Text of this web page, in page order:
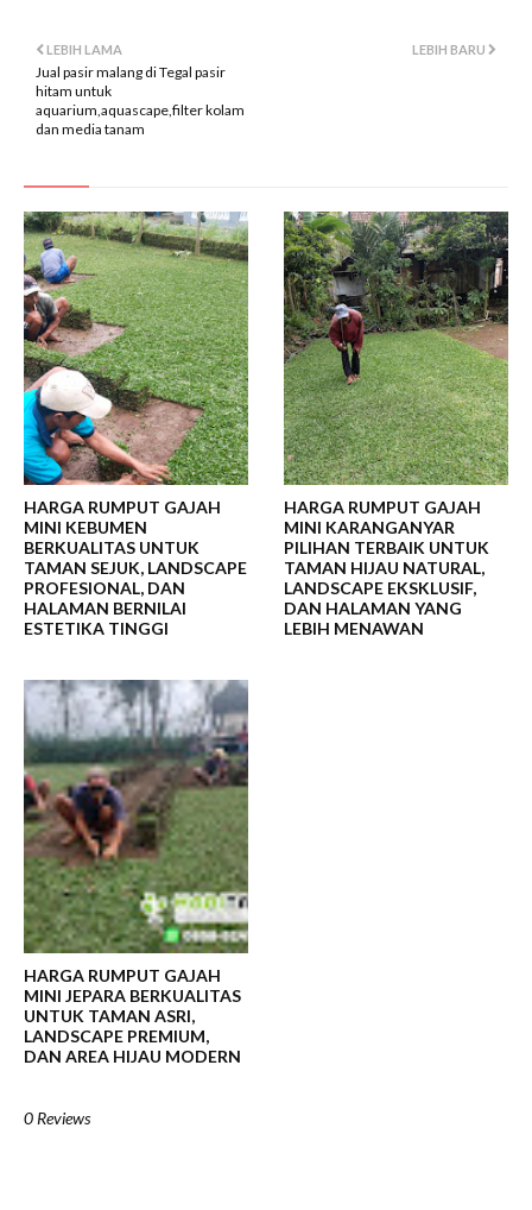
LEBIH BARU
LEBIH LAMA
Jual pasir malang di Tegal pasir
hitam untuk
aquarium,aquascape,filter kolam
dan media tanam
HARGA RUMPUT GAJAH
MINI KEBUMEN
BERKUALITAS UNTUK
TAMAN SEJUK, LANDSCAPE
PROFESIONAL, DAN
HALAMAN BERNILAI
ESTETIKA TINGGI
HARGA RUMPUT GAJAH
MINI KARANGANYAR
PILIHAN TERBAIK UNTUK
TAMAN HIJAU NATURAL,
LANDSCAPE EKSKLUSIF,
DAN HALAMAN YANG
LEBIH MENAWAN
HARGA RUMPUT GAJAH
MINI JEPARA BERKUALITAS
UNTUK TAMAN ASRI,
LANDSCAPE PREMIUM,
DAN AREA HIJAU MODERN
0 Reviews